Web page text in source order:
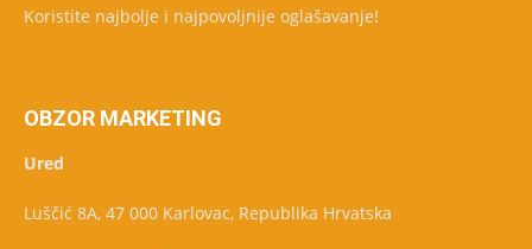
Koristite najbolje i najpovoljnije oglašavanje!
OBZOR MARKETING
Ured
Luščić 8A, 47 000 Karlovac, Republika Hrvatska